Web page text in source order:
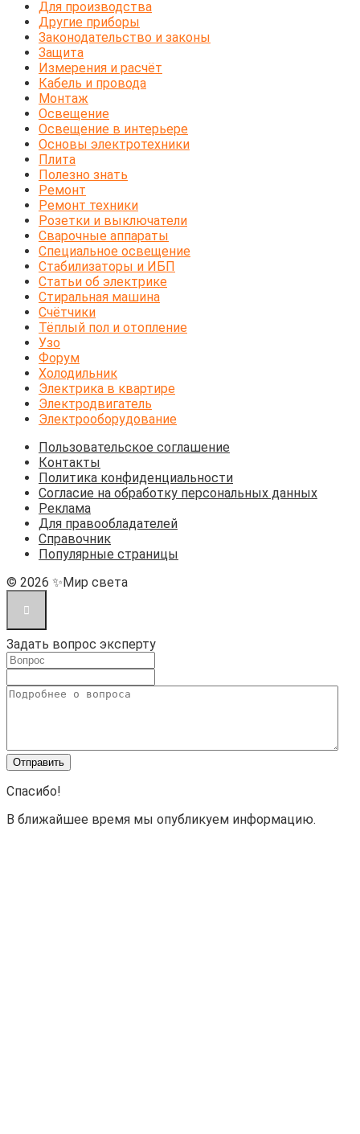
Для производства
Другие приборы
Законодательство и законы
Защита
Измерения и расчёт
Кабель и провода
Монтаж
Освещение
Освещение в интерьере
Основы электротехники
Плита
Полезно знать
Ремонт
Ремонт техники
Розетки и выключатели
Сварочные аппараты
Специальное освещение
Стабилизаторы и ИБП
Статьи об электрике
Стиральная машина
Счётчики
Тёплый пол и отопление
Узо
Форум
Холодильник
Электрика в квартире
Электродвигатель
Электрооборудование
Пользовательское соглашение
Контакты
Политика конфиденциальности
Согласие на обработку персональных данных
Реклама
Для правообладателей
Справочник
Популярные страницы
© 2026 ✨Мир света
Задать вопрос эксперту
Спасибо!
В ближайшее время мы опубликуем информацию.